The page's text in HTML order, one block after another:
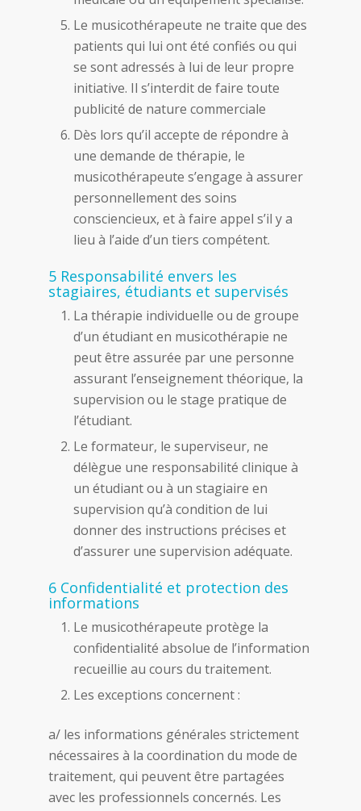
Le musicothérapeute ne traite que des
patients qui lui ont été confiés ou qui
se sont adressés à lui de leur propre
initiative. Il s’interdit de faire toute
publicité de nature commerciale
Dès lors qu’il accepte de répondre à
une demande de thérapie, le
musicothérapeute s’engage à assurer
personnellement des soins
consciencieux, et à faire appel s’il y a
lieu à l’aide d’un tiers compétent.
5 Responsabilité envers les
stagiaires, étudiants et supervisés
La thérapie individuelle ou de groupe
d’un étudiant en musicothérapie ne
peut être assurée par une personne
assurant l’enseignement théorique, la
supervision ou le stage pratique de
l’étudiant.
Le formateur, le superviseur, ne
délègue une responsabilité clinique à
un étudiant ou à un stagiaire en
supervision qu’à condition de lui
donner des instructions précises et
d’assurer une supervision adéquate.
6 Confidentialité et protection des
informations
Le musicothérapeute protège la
confidentialité absolue de l’information
recueillie au cours du traitement.
Les exceptions concernent :
a/ les informations générales strictement
nécessaires à la coordination du mode de
traitement, qui peuvent être partagées
avec les professionnels concernés. Les